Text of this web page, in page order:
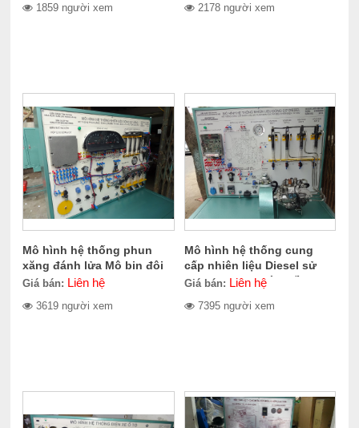
1859 người xem 2178 người xem
Mô hình hệ thống phun
xăng đánh lửa Mô bin đôi
Giá bán: Liên hệ
3619 người xem
Mô hình hệ thống cung
cấp nhiên liệu Diesel sử
dụng bơm cao áp điều
Giá bán: Liên hệ
7395 người xem